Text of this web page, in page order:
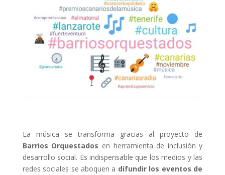
La música se transforma gracias al proyecto de
Barrios Orquestados en herramienta de inclusión y
desarrollo social. Es indispensable que los medios y las
redes sociales se aboquen a difundir los eventos de